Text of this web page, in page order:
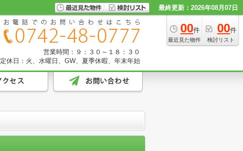
最終更新：2026年08月07日
00件
最近見た物件
00件
検討リスト
営業時間：９：３０～１８：３０
定休日：火、水曜日、GW、夏季休暇、年末年始